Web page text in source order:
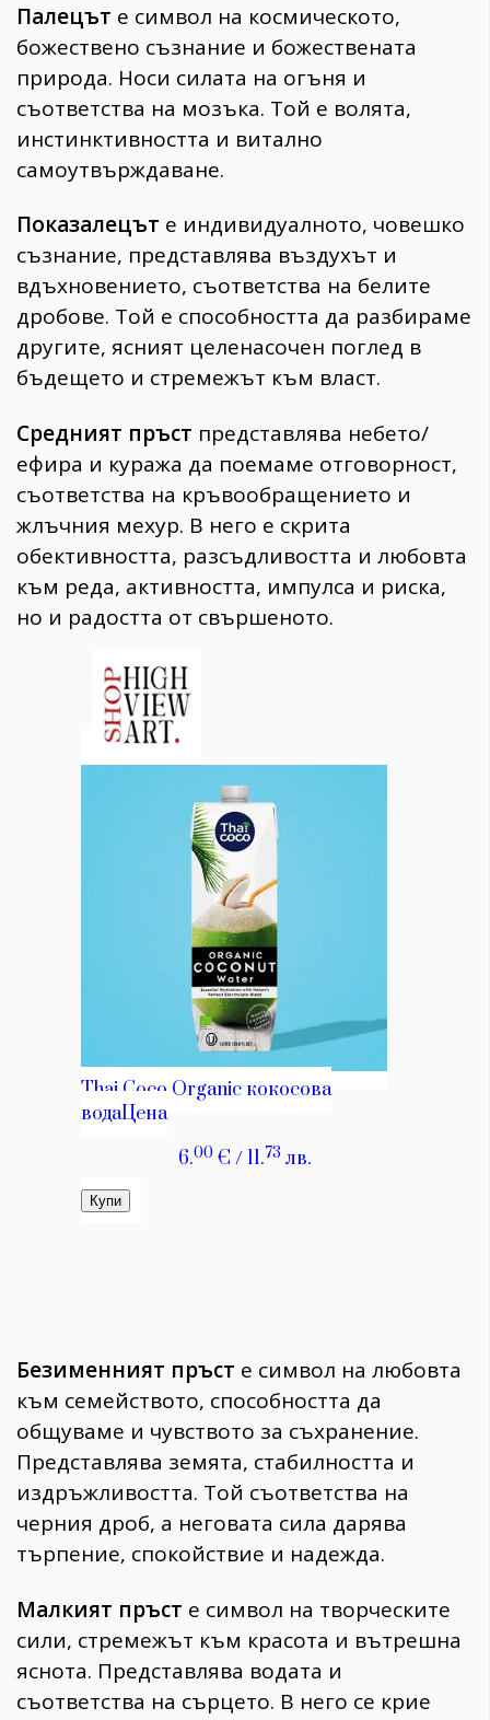
Палецът е символ на космическото,
божествено съзнание и божествената
природа. Носи силата на огъня и
съответства на мозъка. Той е волята,
инстинктивността и витално
самоутвърждаване.
Показалецът е индивидуалното, човешко
съзнание, представлява въздухът и
вдъхновението, съответства на белите
дробове. Той е способността да разбираме
другите, ясният целенасочен поглед в
бъдещето и стремежът към власт.
Средният пръст представлява небето/
ефира и куража да поемаме отговорност,
съответства на кръвообращението и
жлъчния мехур. В него е скрита
обективността, разсъдливостта и любовта
към реда, активността, импулса и риска,
но и радостта от свършеното.
Безименният пръст е символ на любовта
към семейството, способността да
общуваме и чувството за съхранение.
Представлява земята, стабилността и
издръжливостта. Той съответства на
черния дроб, а неговата сила дарява
търпение, спокойствие и надежда.
Малкият пръст е символ на творческите
сили, стремежът към красота и вътрешна
яснота. Представлява водата и
съответства на сърцето. В него се крие